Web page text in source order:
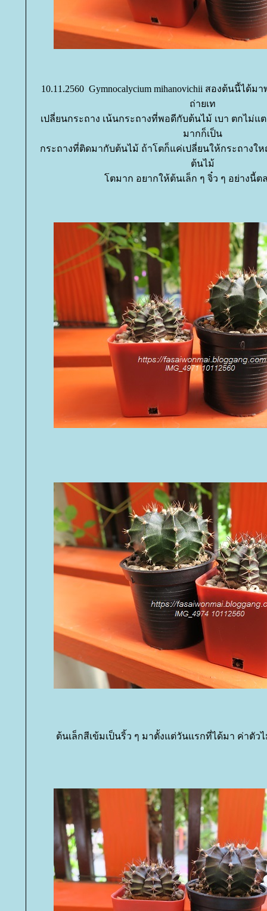
10.11.2560 Gymnocalycium mihanovichii สองต้นนี้ไ
ถ่ายเท
เปลี่ยนกระถาง เน้นกระถางที่พอดีกับต้นไม้ เบา ตกไม่
มากก็เป็น
กระถางที่ติดมากับต้นไม้ ถ้าโตก็แค่เปลี่ยนให้กระถางใ
ต้นไม้
ตมาก อยากให้ต้นเล็ก ๆ จิ๋ว ๆ อย่างนี้ต
ต้นเล็กสีเข้มเป็นริ้ว ๆ มาตั้งแต่วันแรกที่ได้มา ค่าตัว